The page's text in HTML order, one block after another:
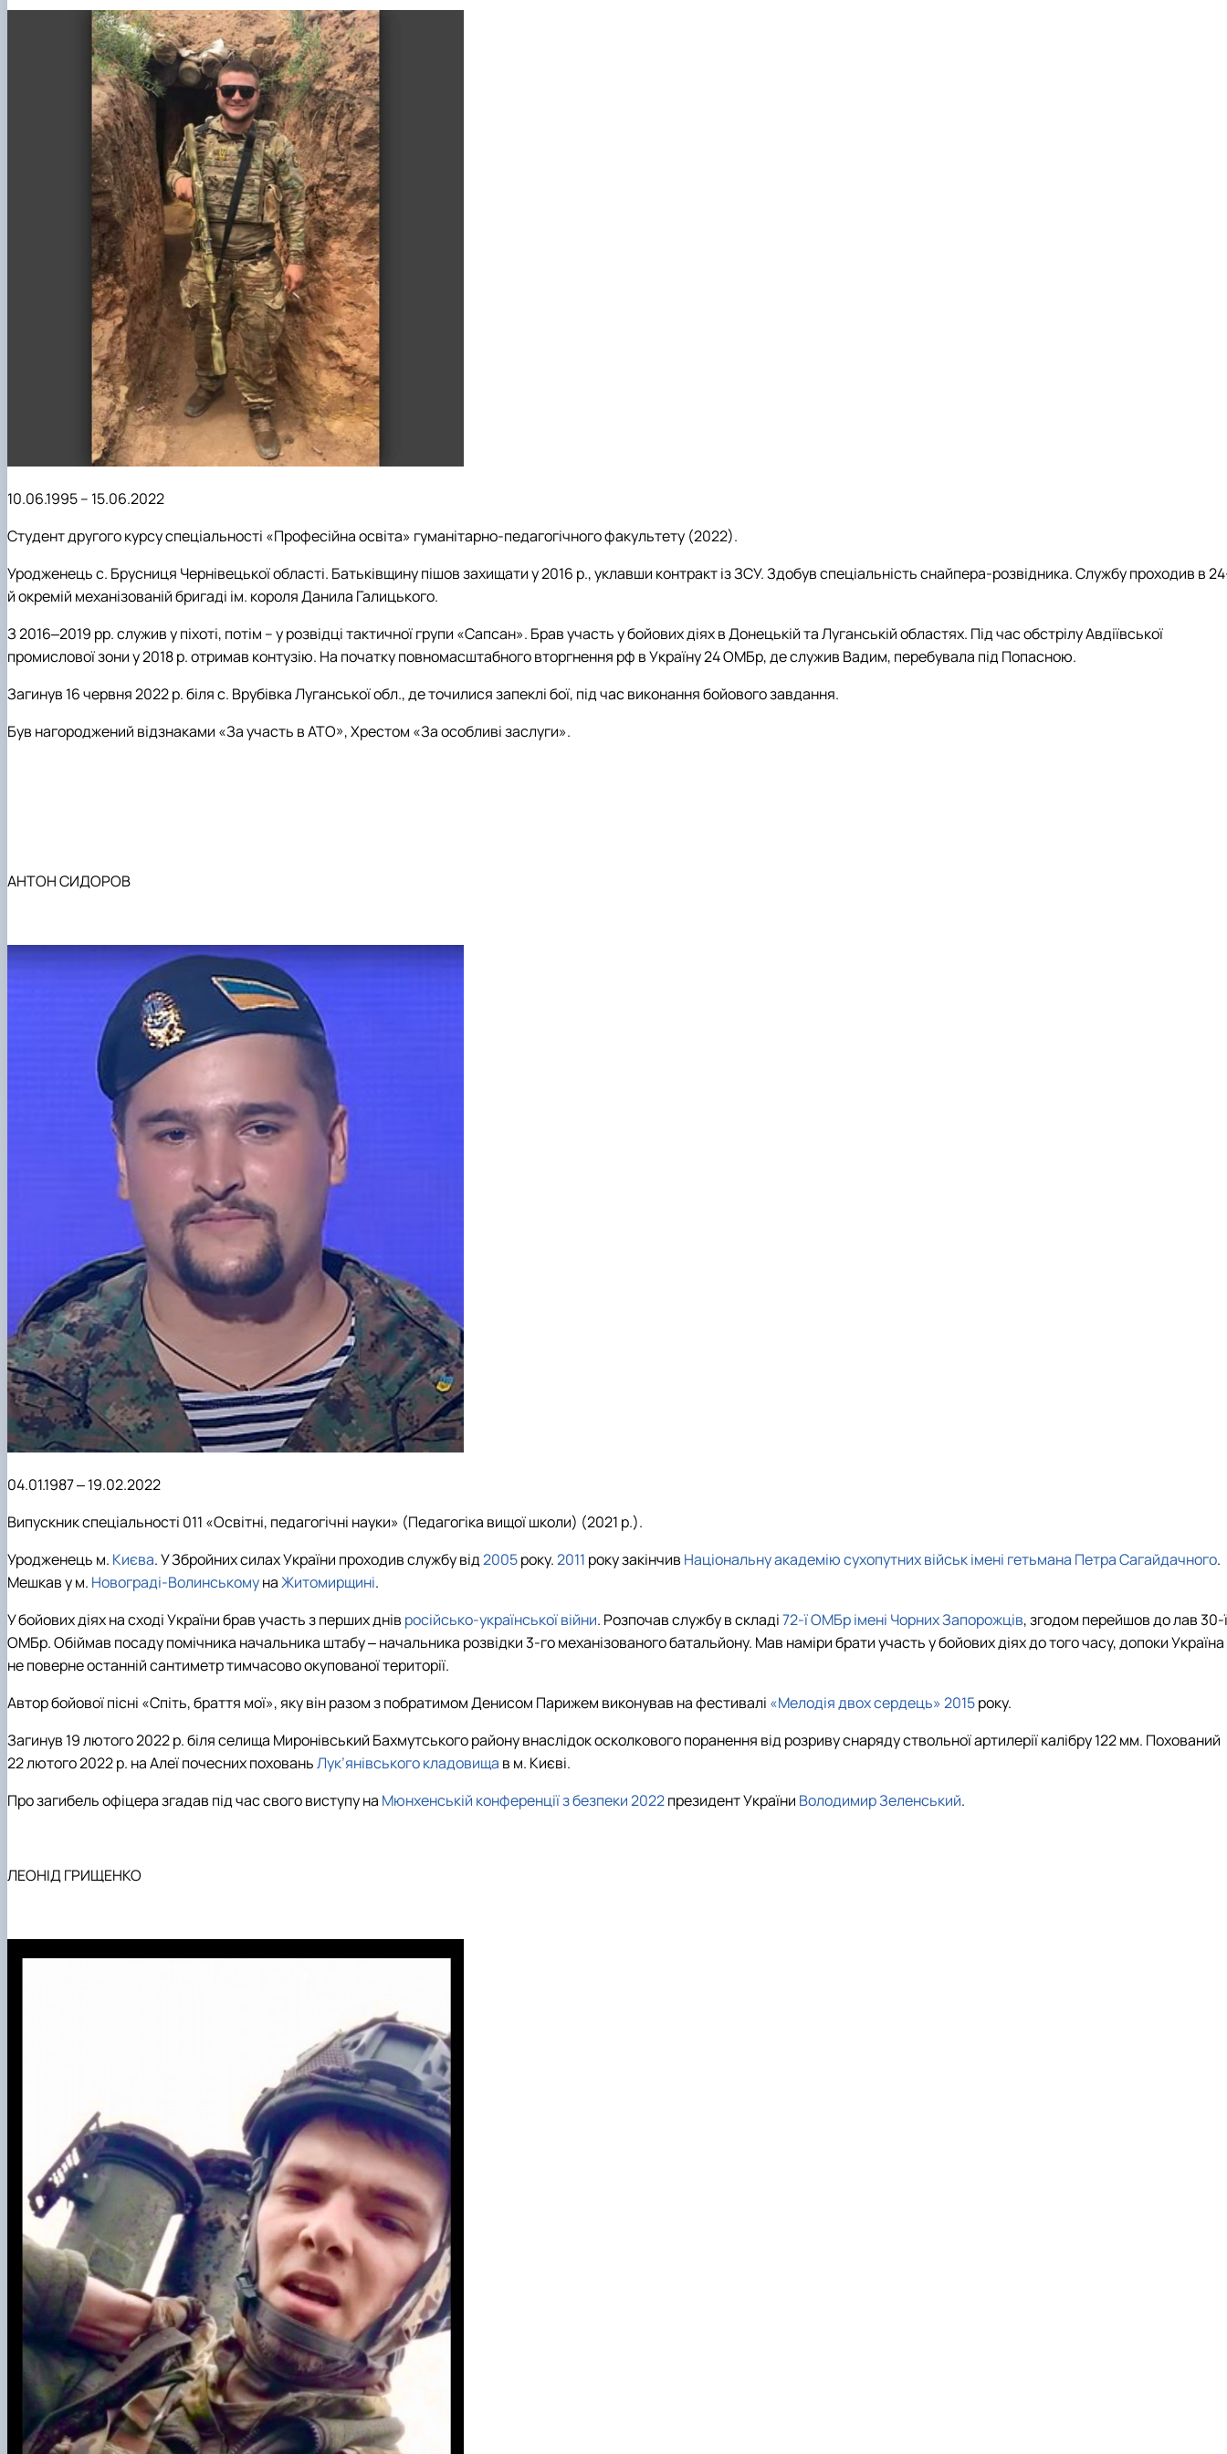
10.06.1995 – 15.06.2022
Студент другого курсу спеціальності «Професійна освіта» гуманітарно-педагогічного факультету (2022).
Уродженець с. Брусниця Чернівецької області. Батьківщину пішов захищати у 2016 р., уклавши контракт із ЗСУ. Здобув спеціальність снайпера-розвідника. Службу проходив в
й окремій механізованій бригаді ім. короля Данила Галицького.
З 2016‒2019 рр. служив у піхоті, потім – у розвідці тактичної групи «Сапсан». Брав участь у бойових діях в Донецькій та Луганській областях. Під час обстрілу Авдіївської
промислової зони у 2018 р. отримав контузію. На початку повномасштабного вторгнення рф в Україну 24 ОМБр, де служив Вадим, перебувала під Попасною.
Загинув 16 червня 2022 р. біля с. Врубівка Луганської обл., де точилися запеклі бої, під час виконання бойового завдання.
Був нагороджений відзнаками «За участь в АТО», Хрестом «За особливі заслуги».
АНТОН СИДОРОВ
04.01.1987 ‒ 19.02.2022
Випускник спеціальності 011 «Освітні, педагогічні науки» (Педагогіка вищої школи) (2021 р.).
Уродженець м. Києва.У Збройних силах України проходив службувід2005року.2011 року закінчив Національну академію сухопутних військ імені гетьмана Петра Сагайдачного.
Мешкав у м. Новограді-ВолинськомунаЖитомирщині.
У бойових діях на сході України брав участь з перших днів російсько-української війни. Розпочав службу в складі72-їОМБрімені Чорних Запорожців, згодом перейшов до лав 30-ї
ОМБр. Обіймав посаду помічника начальника штабу‒начальника розвідки 3-го механізованого батальйону. Мав намірибрати участь у бойових діях до того часу, допоки Україна
не поверне останній сантиметр тимчасово окупованої території.
Автор бойової пісні «Спіть, браття мої», яку він разом з побратимом Денисом Парижем виконував на фестивалі «Мелодія двох сердець» 2015року.
Загинув 19 лютого 2022 р. біля селища Миронівський Бахмутського районувнаслідок осколкового поранення від розриву снаряду ствольної артилерії калібру 122 мм. Похований
22 лютого 2022 р. на Алеї почесних похованьЛук’янівського кладовища в м. Києві.
Про загибель офіцера згадав під час свого виступу на Мюнхенській конференції з безпеки 2022президент України Володимир Зеленський.
ЛЕОНІД ГРИЩЕНКО